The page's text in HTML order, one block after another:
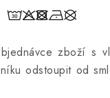
zboží s
odstoupit od